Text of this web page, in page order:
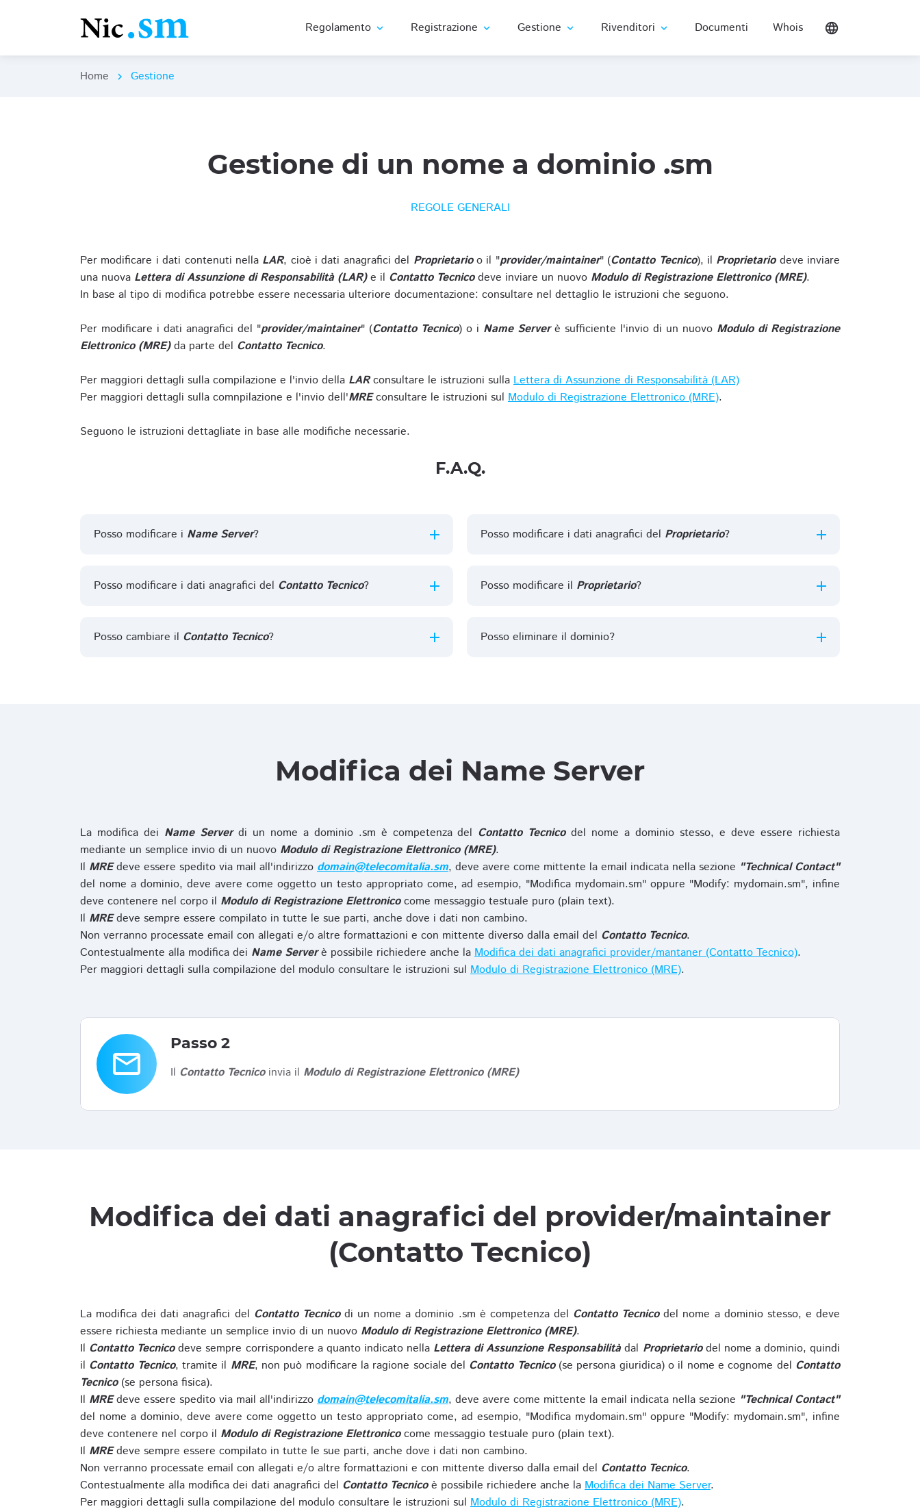
Regolamento expand_more Registrazione expand_more Gestione expand_more Rivenditori expand_more Documenti Whois language
Home chevron_right Gestione
Gestione di un nome a dominio .sm
REGOLE GENERALI
Per modificare i dati contenuti nella LAR, cioè i dati anagrafici del Proprietarioo il "provider/maintainer" (Contatto Tecnico), il Proprietariodeve inviare
una nuova Lettera di Assunzione di Responsabilità (LAR)e il Contatto Tecnicodeve inviare un nuovo Modulo di Registrazione Elettronico (MRE).
In base al tipo di modifica potrebbe essere necessaria ulteriore documentazione: consultare nel dettaglio le istruzioni che seguono.
Per modificare i dati anagrafici del "provider/maintainer" (Contatto Tecnico) o i Name Serverè sufficiente l'invio di un nuovo Modulo di Registrazione
Elettronico (MRE)da parte del Contatto Tecnico.
Per maggiori dettagli sulla compilazione e l'invio della LARconsultare le istruzioni sulla Lettera di Assunzione di Responsabilità (LAR)
Per maggiori dettagli sulla comnpilazione e l'invio dell'MREconsultare le istruzioni sul Modulo di Registrazione Elettronico (MRE).
Seguono le istruzioni dettagliate in base alle modifiche necessarie.
F.A.Q.
Posso modificare i Name Server?
Posso modificare i dati anagrafici del Contatto Tecnico?
Posso cambiare il Contatto Tecnico?
Posso modificare i dati anagrafici del Proprietario?
Posso modificare il Proprietario?
Posso eliminare il dominio?
Modifica dei Name Server
La modifica dei Name Serverdi un nome a dominio .sm è competenza del Contatto Tecnicodel nome a dominio stesso, e deve essere richiesta
mediante un semplice invio di un nuovo Modulo di Registrazione Elettronico (MRE).
Il MREdeve essere spedito via mail all'indirizzo domain@telecomitalia.sm, deve avere come mittente la email indicata nella sezione "Technical Contact"
del nome a dominio, deve avere come oggetto un testo appropriato come, ad esempio, "Modifica mydomain.sm" oppure "Modify: mydomain.sm", infine
deve contenere nel corpo il Modulo di Registrazione Elettronicocome messaggio testuale puro (plain text).
Il MREdeve sempre essere compilato in tutte le sue parti, anche dove i dati non cambino.
Non verranno processate email con allegati e/o altre formattazioni e con mittente diverso dalla email del Contatto Tecnico.
Contestualmente alla modifica dei Name Serverè possibile richiedere anche la Modifica dei dati anagrafici provider/mantaner (Contatto Tecnico).
Per maggiori dettagli sulla compilazione del modulo consultare le istruzioni sul Modulo di Registrazione Elettronico (MRE).
email
Passo 2
Il Contatto Tecnicoinvia il Modulo di Registrazione Elettronico (MRE)
Modifica dei dati anagrafici del provider/maintainer
(Contatto Tecnico)
La modifica dei dati anagrafici del Contatto Tecnicodi un nome a dominio .sm è competenza del Contatto Tecnicodel nome a dominio stesso, e deve
essere richiesta mediante un semplice invio di un nuovo Modulo di Registrazione Elettronico (MRE).
Il Contatto Tecnicodeve sempre corrispondere a quanto indicato nella Lettera di Assunzione Responsabilitàdal Proprietariodel nome a dominio, quindi
il Contatto Tecnico, tramite il MRE, non può modificare la ragione sociale del Contatto Tecnico(se persona giuridica) o il nome e cognome del Contatto
Tecnico(se persona fisica).
Il MREdeve essere spedito via mail all'indirizzo domain@telecomitalia.sm, deve avere come mittente la email indicata nella sezione "Technical Contact"
del nome a dominio, deve avere come oggetto un testo appropriato come, ad esempio, "Modifica mydomain.sm" oppure "Modify: mydomain.sm", infine
deve contenere nel corpo il Modulo di Registrazione Elettronicocome messaggio testuale puro (plain text).
Il MREdeve sempre essere compilato in tutte le sue parti, anche dove i dati non cambino.
Non verranno processate email con allegati e/o altre formattazioni e con mittente diverso dalla email del Contatto Tecnico.
Contestualmente alla modifica dei dati anagrafici del Contatto Tecnicoè possibile richiedere anche la Modifica dei Name Server.
Per maggiori dettagli sulla compilazione del modulo consultare le istruzioni sul Modulo di Registrazione Elettronico (MRE).